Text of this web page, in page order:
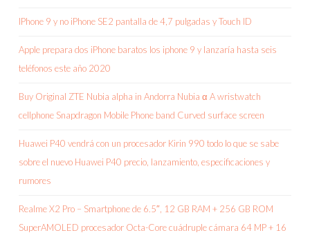
IPhone 9 y no iPhone SE2 pantalla de 4,7 pulgadas y Touch ID
Apple prepara dos iPhone baratos los iphone 9 y lanzaría hasta seis
teléfonos este año 2020
Buy Original ZTE Nubia alpha in Andorra Nubia α A wristwatch
cellphone Snapdragon Mobile Phone band Curved surface screen
Huawei P40 vendrá con un procesador Kirin 990 todo lo que se sabe
sobre el nuevo Huawei P40 precio, lanzamiento, especificaciones y
rumores
Realme X2 Pro – Smartphone de 6.5″, 12 GB RAM + 256 GB ROM
SuperAMOLED procesador Octa-Core cuádruple cámara 64 MP + 16